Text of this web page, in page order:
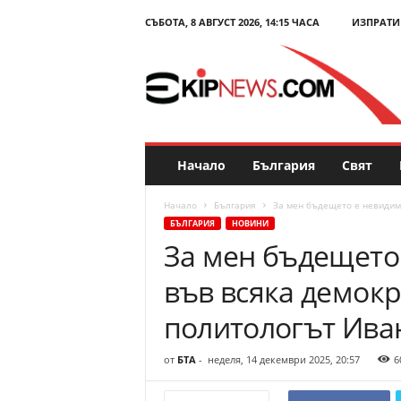
СЪБОТА, 8 АВГУСТ 2026, 14:15 ЧАСА
E
p
N
и
Начало България Свят
Начало България За мен бъдещето е
БЪЛГАРИЯ НОВИНИ
За мен
във всяка
политологът
от БТА- неделя, 14 декември 2025, 20:57